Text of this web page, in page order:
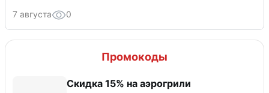
7 августа 0
Промокоды
Скидка 15% на аэрогрили